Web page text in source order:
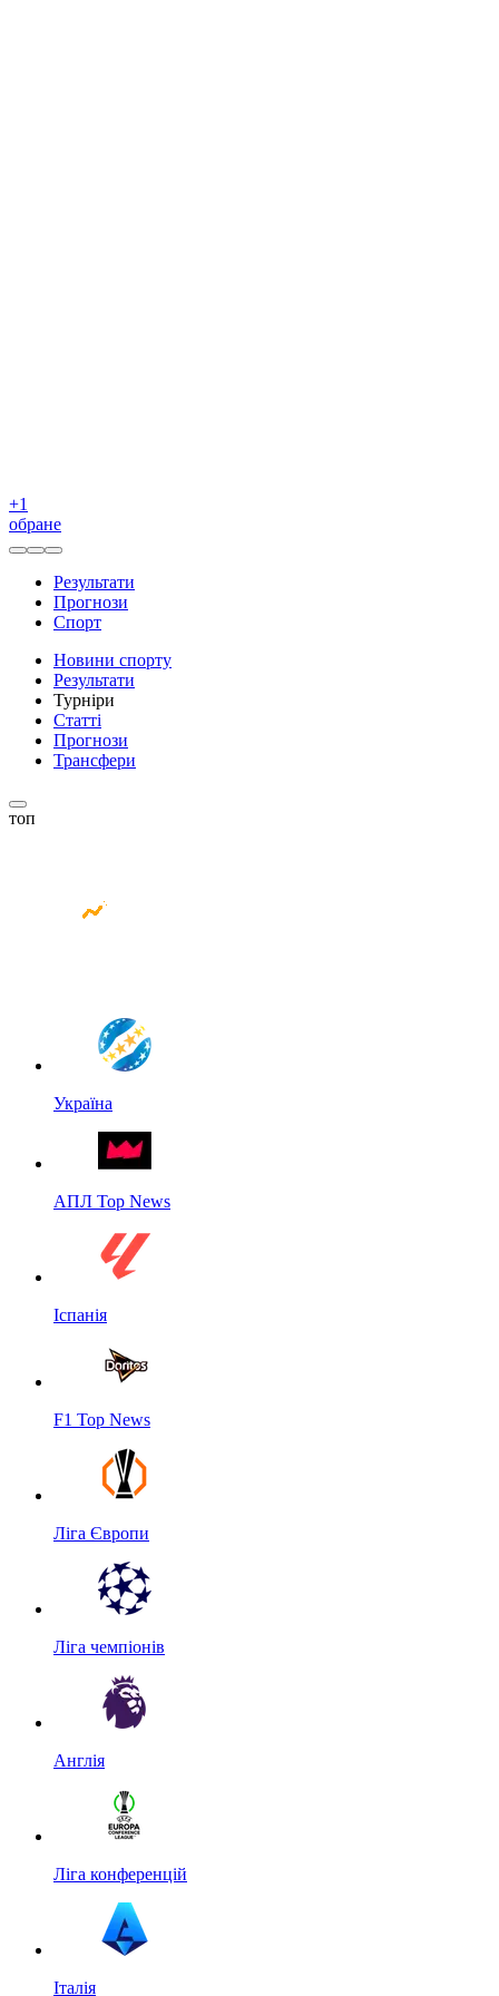
+1
обране
Результати
Прогнози
Спорт
Новини спорту
Результати
Турніри
Статті
Прогнози
Трансфери
топ
Україна
АПЛ Top News
Іспанія
F1 Top News
Ліга Європи
Ліга чемпіонів
Англія
Ліга конференцій
Італія